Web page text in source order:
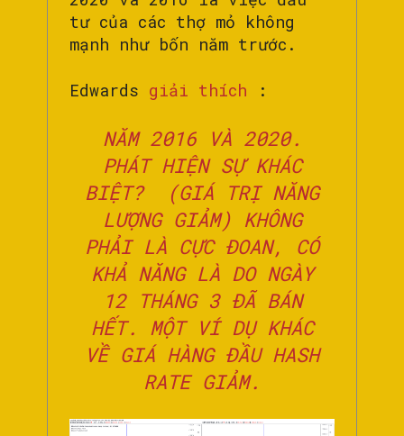
tư của các thợ mỏ không
mạnh như bốn năm trước.
Edwards giải thích :
NĂM 2016 VÀ 2020.
PHÁT HIỆN SỰ KHÁC
BIỆT? (GIÁ TRỊ NĂNG
LƯỢNG GIẢM) KHÔNG
PHẢI LÀ CỰC ĐOAN, CÓ
KHẢ NĂNG LÀ DO NGÀY
12 THÁNG 3 ĐÃ BÁN
HẾT. MỘT VÍ DỤ KHÁC
VỀ GIÁ HÀNG ĐẦU HASH
RATE GIẢM.